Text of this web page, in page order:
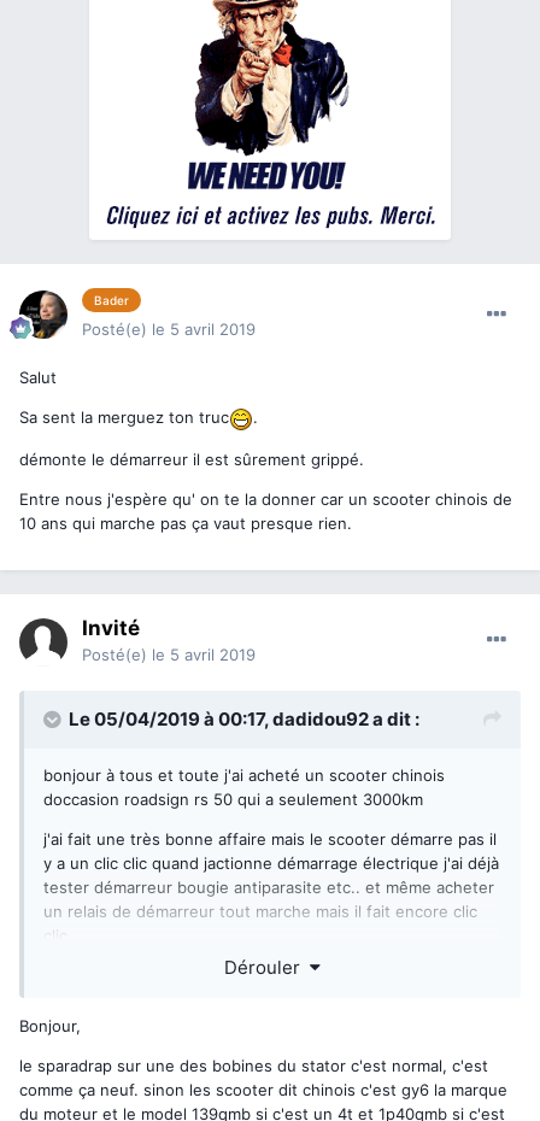
Bader
Posté(e) le 5 avril 2019
Salut
Sa sent la merguez ton truc .
démonte le démarreur il est sûrement grippé.
Entre nous j'espère qu' on te la donner car un scooter chinois de
10 ans qui marche pas ça vaut presque rien.
Invité
Posté(e) le 5 avril 2019
Le 05/04/2019 à 00:17,dadidou92a dit :
bonjour à tous et toute j'ai acheté un scooter chinois
doccasion roadsign rs 50 qui a seulement 3000km
j'ai fait une très bonne affaire mais le scooter démarre pas il
y a un clic clic quand jactionne démarrage électrique j'ai déjà
tester démarreur bougie antiparasite etc.. et même acheter
un relais de démarreur tout marche mais il fait encore clic
clic
Donc je voudrais savoir de kel pièce ca pourai venir moi je
Si quelqun conai ce model de scooter commercialiser vers
2009 par feuvert savoir quel stator dallumage il me faut .
Dérouler
Bonjour,
le sparadrap sur une des bobines du stator c'est normal, c'est
comme ça neuf. sinon les scooter dit chinois c'est gy6 la marque
du moteur et le model 139qmb si c'est un 4t et 1p40qmb si c'est